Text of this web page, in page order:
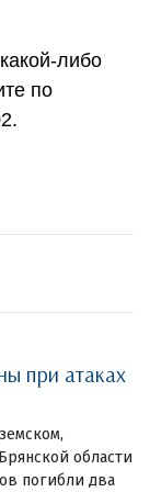
либо
по
при атаках
области
погибли два